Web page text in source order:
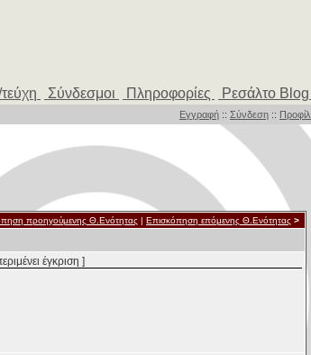
Σύνδεσμοι Πληροφορίες Ρεσάλτο Blog
Εγγραφή :: Σύνδεση :: Προφίλ
προηγούμενης Θ.Ενότητας | Επισκόπηση επόμενης Θ.Ενότητας >
έγκριση ]